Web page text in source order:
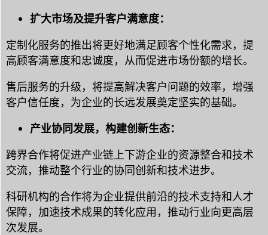
扩大市场及提升客户满意度：
定制化服务的推出将更好地满足顾客个性化需求，提
高顾客满意度和忠诚度，从而促进市场份额的增长。
售后服务的升级，将提高解决客户问题的效率，增强
客户信任度，为企业的长远发展奠定坚实的基础。
产业协同发展，构建创新生态：
跨界合作将促进产业链上下游企业的资源整合和技术
交流，推动整个行业的协同创新和技术进步。
科研机构的合作将为企业提供前沿的技术支持和人才
保障，加速技术成果的转化应用，推动行业向更高层
次发展。